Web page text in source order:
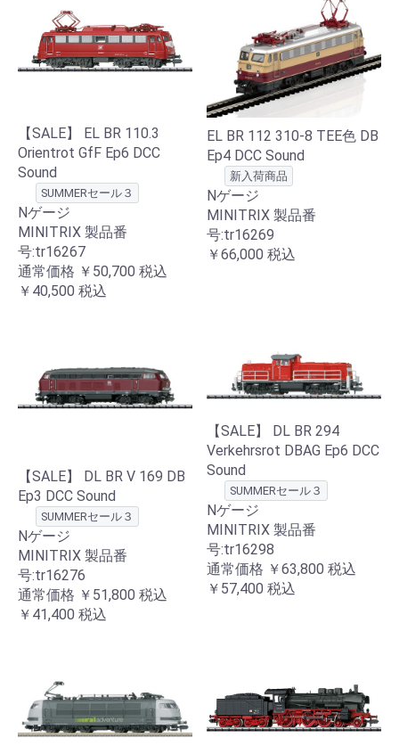
【SALE】 EL BR 110.3
Orientrot GfF Ep6 DCC
Sound
SUMMERセール３
Nゲージ
MINITRIX 製品番
号:tr16267
通常価格 ￥50,700 税込
￥40,500 税込
EL BR 112 310-8 TEE色 DB
Ep4 DCC Sound
新入荷商品
Nゲージ
MINITRIX 製品番
号:tr16269
￥66,000 税込
【SALE】 DL BR V 169 DB
Ep3 DCC Sound
SUMMERセール３
Nゲージ
MINITRIX 製品番
号:tr16276
通常価格 ￥51,800 税込
￥41,400 税込
【SALE】 DL BR 294
Verkehrsrot DBAG Ep6 DCC
Sound
SUMMERセール３
Nゲージ
MINITRIX 製品番
号:tr16298
通常価格 ￥63,800 税込
￥57,400 税込